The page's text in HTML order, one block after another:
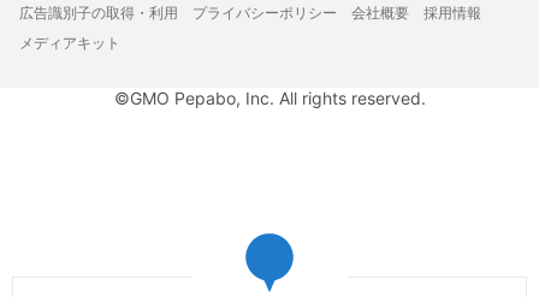
広告識別子の取得・利用
プライバシーポリシー 会社概要
採用情報
メディアキット
©GMO Pepabo, Inc. All rights reserved.